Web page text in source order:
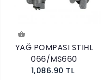
YAĞ POMPASI STIHL
066/MS660
1,086.90 TL